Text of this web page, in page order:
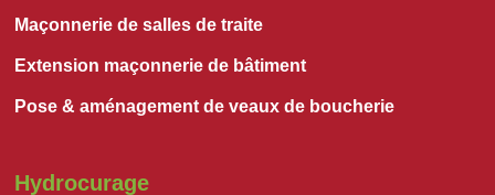
Maçonnerie de salles de traite
Extension maçonnerie de bâtiment
Pose & aménagement de veaux de boucherie
Hydrocurage